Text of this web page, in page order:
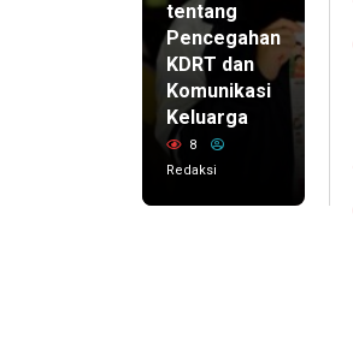
tentang
Pencegahan
KDRT dan
Komunikasi
Keluarga
8
Redaksi